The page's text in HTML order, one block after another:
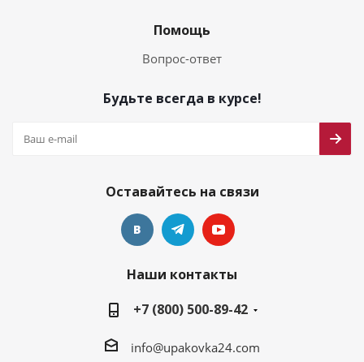
Помощь
Вопрос-ответ
Будьте всегда в курсе!
Оставайтесь на связи
Наши контакты
+7 (800) 500-89-42
info@upakovka24.com